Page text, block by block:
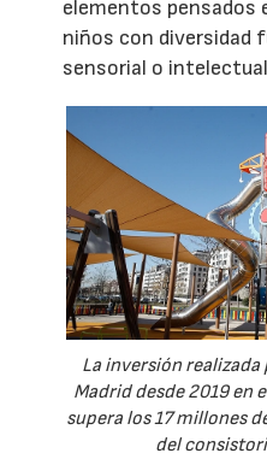
elementos pensados
niños con diversidad
sensorial o
La inversión
Madrid desde 2019 en
supera los 17 millones
del